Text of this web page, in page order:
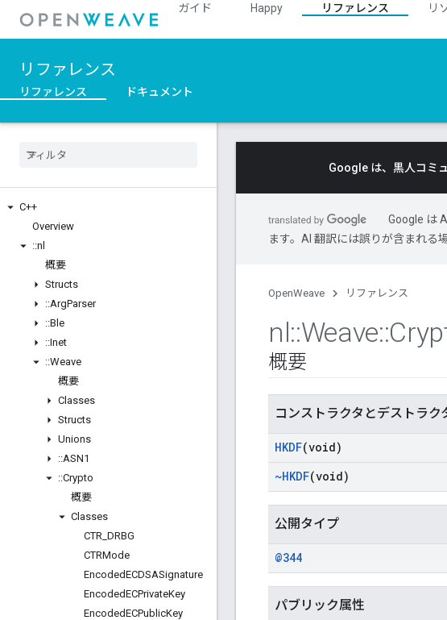
ガイド Happy リファレンス
リ
リファレンス
リファレンス ドキュメント
C++
Overview
::nl
概要
Structs
::ArgParser
::Ble
::Inet
::Weave
概要
Classes
Structs
Unions
::ASN1
::Crypto
概要
Classes
CTR DRBG
CTRMode
EncodedECDSASignature
EncodedECPrivateKey
EncodedECPublicKey
Google は、黒人コミ
Google は
ます。AI 翻訳には誤りが含まれる
OpenWeave リファレンス
nl::Weave::
概要
コンストラクタとデストラク
HKDF(void)
~HKDF(void)
公開タイプ
@344
パブリック属性